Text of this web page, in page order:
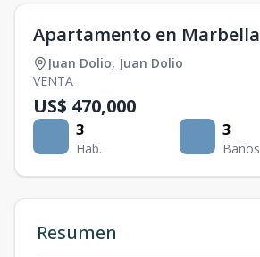
Apartamento en Marbella
Juan Dolio, Juan Dolio
VENTA
US$ 470,000
3
Hab.
3
Baños
Resumen